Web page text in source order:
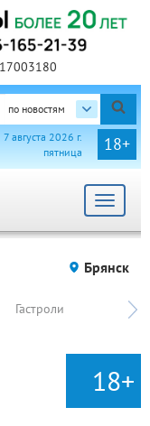
по новостям
18+
7 августа 2026 г.
пятница
Toggle
Брянск
Гастроли
18+